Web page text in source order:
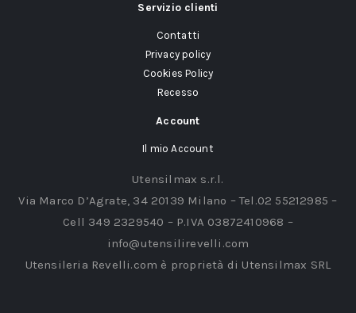
Servizio clienti
Contatti
Privacy policy
Cookies Policy
Recesso
Account
Il mio Account
Utensilmax s.r.l.
Via Marco D’Agrate, 34 20139 Milano – Tel.02 55212985 –
Cell 349 2329540 – P.IVA 03872410968 –
info@utensilirevelli.com
Utensileria Revelli.com è proprietà di Utensilmax SRL